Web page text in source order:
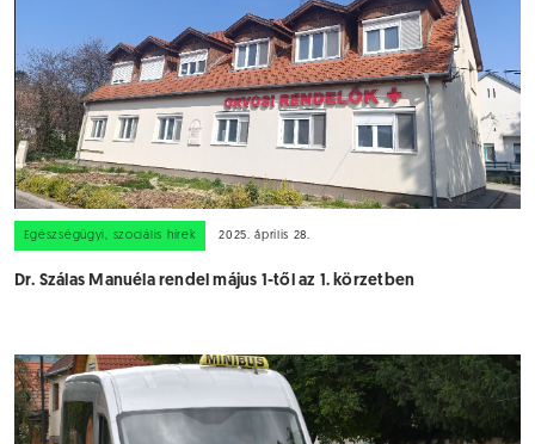
Egészségügyi, szociális hírek 2025. április 28.
Dr. Szálas Manuéla rendel május 1-től az 1. körzetben